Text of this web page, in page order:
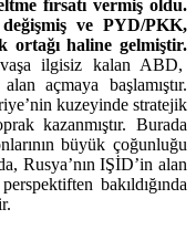
fırsatı vermiş oldu.
ve PYD/PKK,
ortağı haline gelmiştir.
ilgisiz kalan ABD,
açmaya başlamıştır.
kuzeyinde stratejik
kazanmıştır. Burada
büyük çoğunluğu
Rusya’nın IŞİD’in alan
bakıldığında